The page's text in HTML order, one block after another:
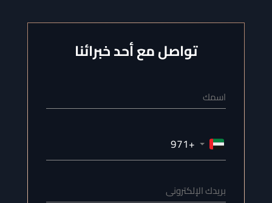
تواصل مع أحد خبرائنا